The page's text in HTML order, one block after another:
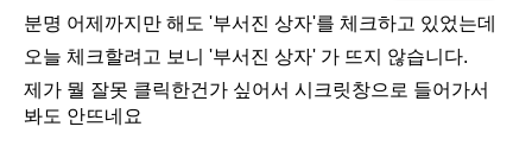
분명 어제까지만 해도 '부서진 상자'를 체크하고 있었는데
오늘 체크할려고 보니 '부서진 상자' 가 뜨지 않습니다.
제가 뭘 잘못 클릭한건가 싶어서 시크릿창으로 들어가서
봐도 안뜨네요